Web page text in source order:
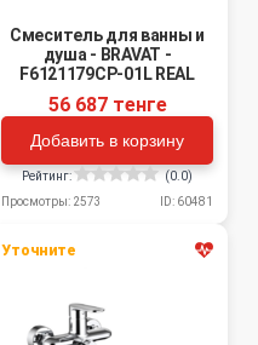
Смеситель для ванны и
душа - BRAVAT -
F6121179CP-01L REAL
56 687 тенге
Добавить в корзину
Рейтинг:
(0.0)
Просмотры: 2573
ID: 60481
Уточните